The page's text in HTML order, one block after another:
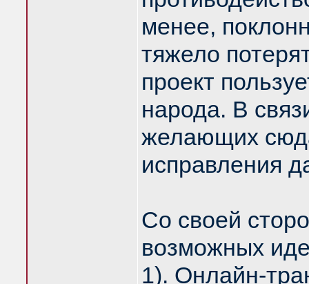
менее,
тяжело
проект
народа. В
желающих
исправления
Со своей
возможных
1). Онлайн-